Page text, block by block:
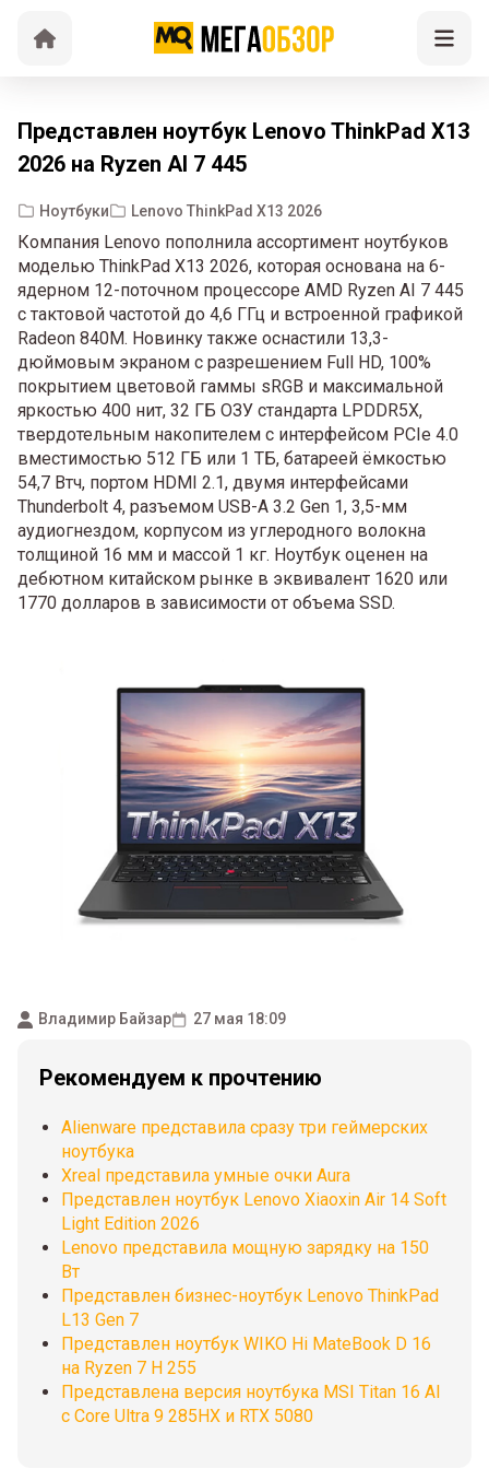
Представлен ноутбук Lenovo ThinkPad X13
2026 на Ryzen AI 7 445
Ноутбуки Lenovo ThinkPad X13 2026
Компания Lenovo пополнила ассортимент ноутбуков
моделью ThinkPad X13 2026, которая основана на 6-
ядерном 12-поточном процессоре AMD Ryzen AI 7 445
с тактовой частотой до 4,6 ГГц и встроенной графикой
Radeon 840M. Новинку также оснастили 13,3-
дюймовым экраном с разрешением Full HD, 100%
покрытием цветовой гаммы sRGB и максимальной
яркостью 400 нит, 32 ГБ ОЗУ стандарта LPDDR5X,
твердотельным накопителем с интерфейсом PCIe 4.0
вместимостью 512 ГБ или 1 ТБ, батареей ёмкостью
54,7 Втч, портом HDMI 2.1, двумя интерфейсами
Thunderbolt 4, разъемом USB-A 3.2 Gen 1, 3,5-мм
аудиогнездом, корпусом из углеродного волокна
толщиной 16 мм и массой 1 кг. Ноутбук оценен на
дебютном китайском рынке в эквивалент 1620 или
1770 долларов в зависимости от объема SSD.
Владимир Байзар 27 мая 18:09
Рекомендуем к прочтению
Alienware представила сразу три геймерских
ноутбука
Xreal представила умные очки Aura
Представлен ноутбук Lenovo Xiaoxin Air 14 Soft
Light Edition 2026
Lenovo представила мощную зарядку на 150
Вт
Представлен бизнес-ноутбук Lenovo ThinkPad
L13 Gen 7
Представлен ноутбук WIKO Hi MateBook D 16
на Ryzen 7 H 255
Представлена версия ноутбука MSI Titan 16 AI
с Core Ultra 9 285HX и RTX 5080